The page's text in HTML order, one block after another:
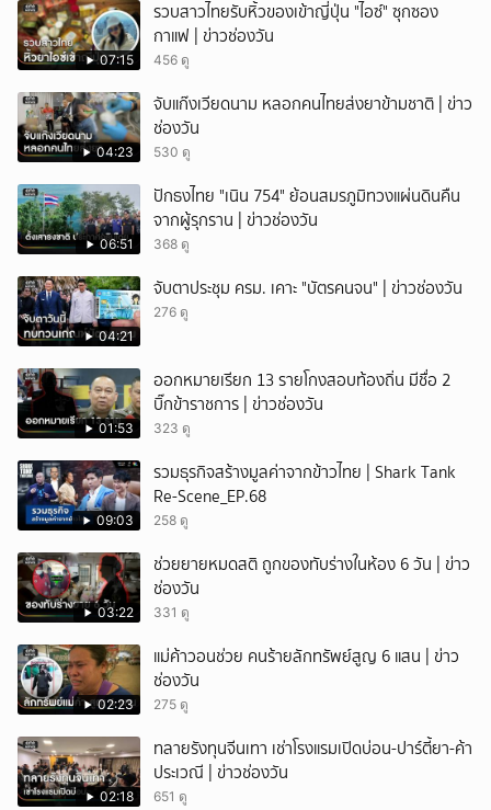
07:15
รวบสาวไทยรับหิ้วของเข้าญี่ปุ่น "ไอซ์" ซุกซอง
กาแฟ | ข่าวช่องวัน
456 ดู
04:23
จับแก๊งเวียดนาม หลอกคนไทยส่งยาข้ามชาติ | ข่าว
ช่องวัน
530 ดู
06:51
ปักธงไทย "เนิน 754" ย้อนสมรภูมิทวงแผ่นดินคืน
จากผู้รุกราน | ข่าวช่องวัน
368 ดู
04:21
จับตาประชุม ครม. เคาะ "บัตรคนจน" | ข่าวช่องวัน
276 ดู
01:53
ออกหมายเรียก 13 รายโกงสอบท้องถิ่น มีชื่อ 2
บิ๊กข้าราชการ | ข่าวช่องวัน
323 ดู
09:03
รวมธุรกิจสร้างมูลค่าจากข้าวไทย | Shark Tank
Re-Scene_EP.68
258 ดู
03:22
ช่วยยายหมดสติ ถูกของทับร่างในห้อง 6 วัน | ข่าว
ช่องวัน
331 ดู
02:23
แม่ค้าวอนช่วย คนร้ายลักทรัพย์สูญ 6 แสน | ข่าว
ช่องวัน
275 ดู
02:18
ทลายรังทุนจีนเทา เช่าโรงแรมเปิดบ่อน-ปาร์ตี้ยา-ค้า
ประเวณี | ข่าวช่องวัน
651 ดู
ยกเลิก